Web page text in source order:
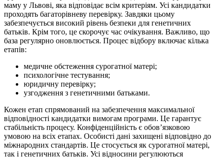
маму у Львові, яка відповідає всім критеріям. Усі кандидатки
проходять багаторівневу перевірку. Завдяки цьому
забезпечується високий рівень безпеки для генетичних
батьків. Крім того, це скорочує час очікування. Важливо, що
база регулярно оновлюється. Процес відбору включає кілька
етапів:
медичне обстеження сурогатної матері;
психологічне тестування;
юридичну перевірку;
узгодження з генетичними батьками.
Кожен етап спрямований на забезпечення максимальної
відповідності кандидатки вимогам програми. Це гарантує
стабільність процесу. Конфіденційність є обов’язковою
умовою на всіх етапах. Особисті дані захищені відповідно до
міжнародних стандартів. Це стосується як сурогатної матері,
так і генетичних батьків. Усі відносини регулюються